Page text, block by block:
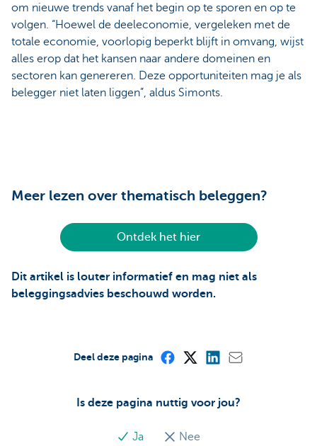
om nieuwe trends vanaf het begin op te sporen en op te
volgen. “Hoewel de deeleconomie, vergeleken met de
totale economie, voorlopig beperkt blijft in omvang, wijst
alles erop dat het kansen naar andere domeinen en
sectoren kan genereren. Deze opportuniteiten mag je als
belegger niet laten liggen”, aldus Simonts.
Meer lezen over thematisch beleggen?
Ontdek het hier
Dit artikel is louter informatief en mag niet als
beleggingsadvies beschouwd worden.
Is deze pagina nuttig voor jou?
Ja Nee
Deel deze pagina